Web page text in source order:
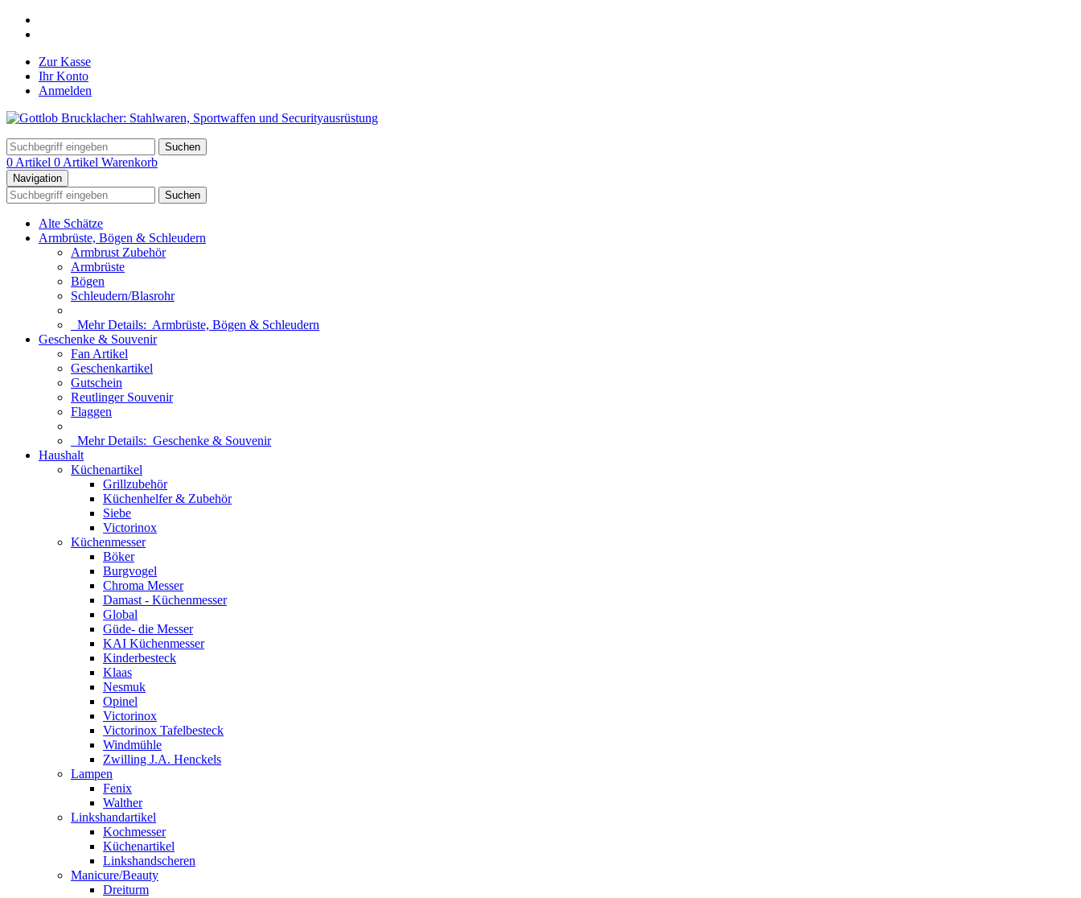
Zur Kasse
Ihr Konto
Anmelden
Suchen
0 Artikel 0 Artikel Warenkorb
Navigation
Suchen
Alte Schätze
Armbrüste, Bögen & Schleudern
Armbrust Zubehör
Armbrüste
Bögen
Schleudern/Blasrohr
Mehr Details: Armbrüste, Bögen & Schleudern
Geschenke & Souvenir
Fan Artikel
Geschenkartikel
Gutschein
Reutlinger Souvenir
Flaggen
Mehr Details: Geschenke & Souvenir
Haushalt
Küchenartikel
Grillzubehör
Küchenhelfer & Zubehör
Siebe
Victorinox
Küchenmesser
Böker
Burgvogel
Chroma Messer
Damast - Küchenmesser
Global
Güde- die Messer
KAI Küchenmesser
Kinderbesteck
Klaas
Nesmuk
Opinel
Victorinox
Victorinox Tafelbesteck
Windmühle
Zwilling J.A. Henckels
Lampen
Fenix
Walther
Linkshandartikel
Kochmesser
Küchenartikel
Linkshandscheren
Manicure/Beauty
Dreiturm